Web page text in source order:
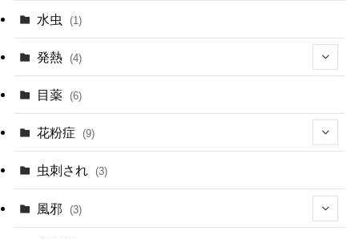
水虫 (1)
発熱 (4)
(1)
目薬 (6)
花粉症 (9)
(5)
(4)
虫刺され (3)
風邪 (3)